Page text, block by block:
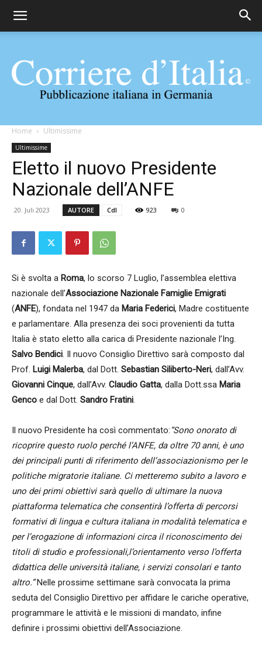
Corriere
d'Italia
Home Ultimissime
Ultimissime
Eletto il nuovo Presidente
Nazionale dell’ANFE
20. Juli 2023 AUTORE CdI 923 0
Si è svolta a Roma, lo scorso 7 Luglio, l’assemblea elettiva
nazionale dell’Associazione Nazionale Famiglie Emigrati
(ANFE), fondata nel 1947 da Maria Federici, Madre costituente
e parlamentare. Alla presenza dei soci provenienti da tutta
Italia è stato eletto alla carica di Presidente nazionale l’Ing.
Salvo Bendici. Il nuovo Consiglio Direttivo sarà composto dal
Prof. Luigi Malerba, dal Dott. Sebastian Siliberto-Neri, dall’Avv.
Giovanni Cinque, dall’Avv. Claudio Gatta, dalla Dott.ssa Maria
Genco e dal Dott. Sandro Fratini.
Il nuovo Presidente ha così commentato:“Sono onorato di
ricoprire questo ruolo perché l’ANFE, da oltre 70 anni, è uno
dei principali punti di riferimento dell’associazionismo per le
politiche migratorie italiane. Ci metteremo subito a lavoro e
uno dei primi obiettivi sarà quello di ultimare la nuova
piattaforma telematica che consentirà l’offerta di percorsi
formativi di lingua e cultura italiana in modalità telematica e
per l’erogazione di informazioni circa il riconoscimento dei
titoli di studio e professionali,l’orientamento verso l’offerta
didattica delle università italiane, i servizi consolari e tanto
altro.”Nelle prossime settimane sarà convocata la prima
seduta del Consiglio Direttivo per affidare le cariche operative,
programmare le attività e le missioni di mandato, infine
definire i prossimi obiettivi dell’Associazione.